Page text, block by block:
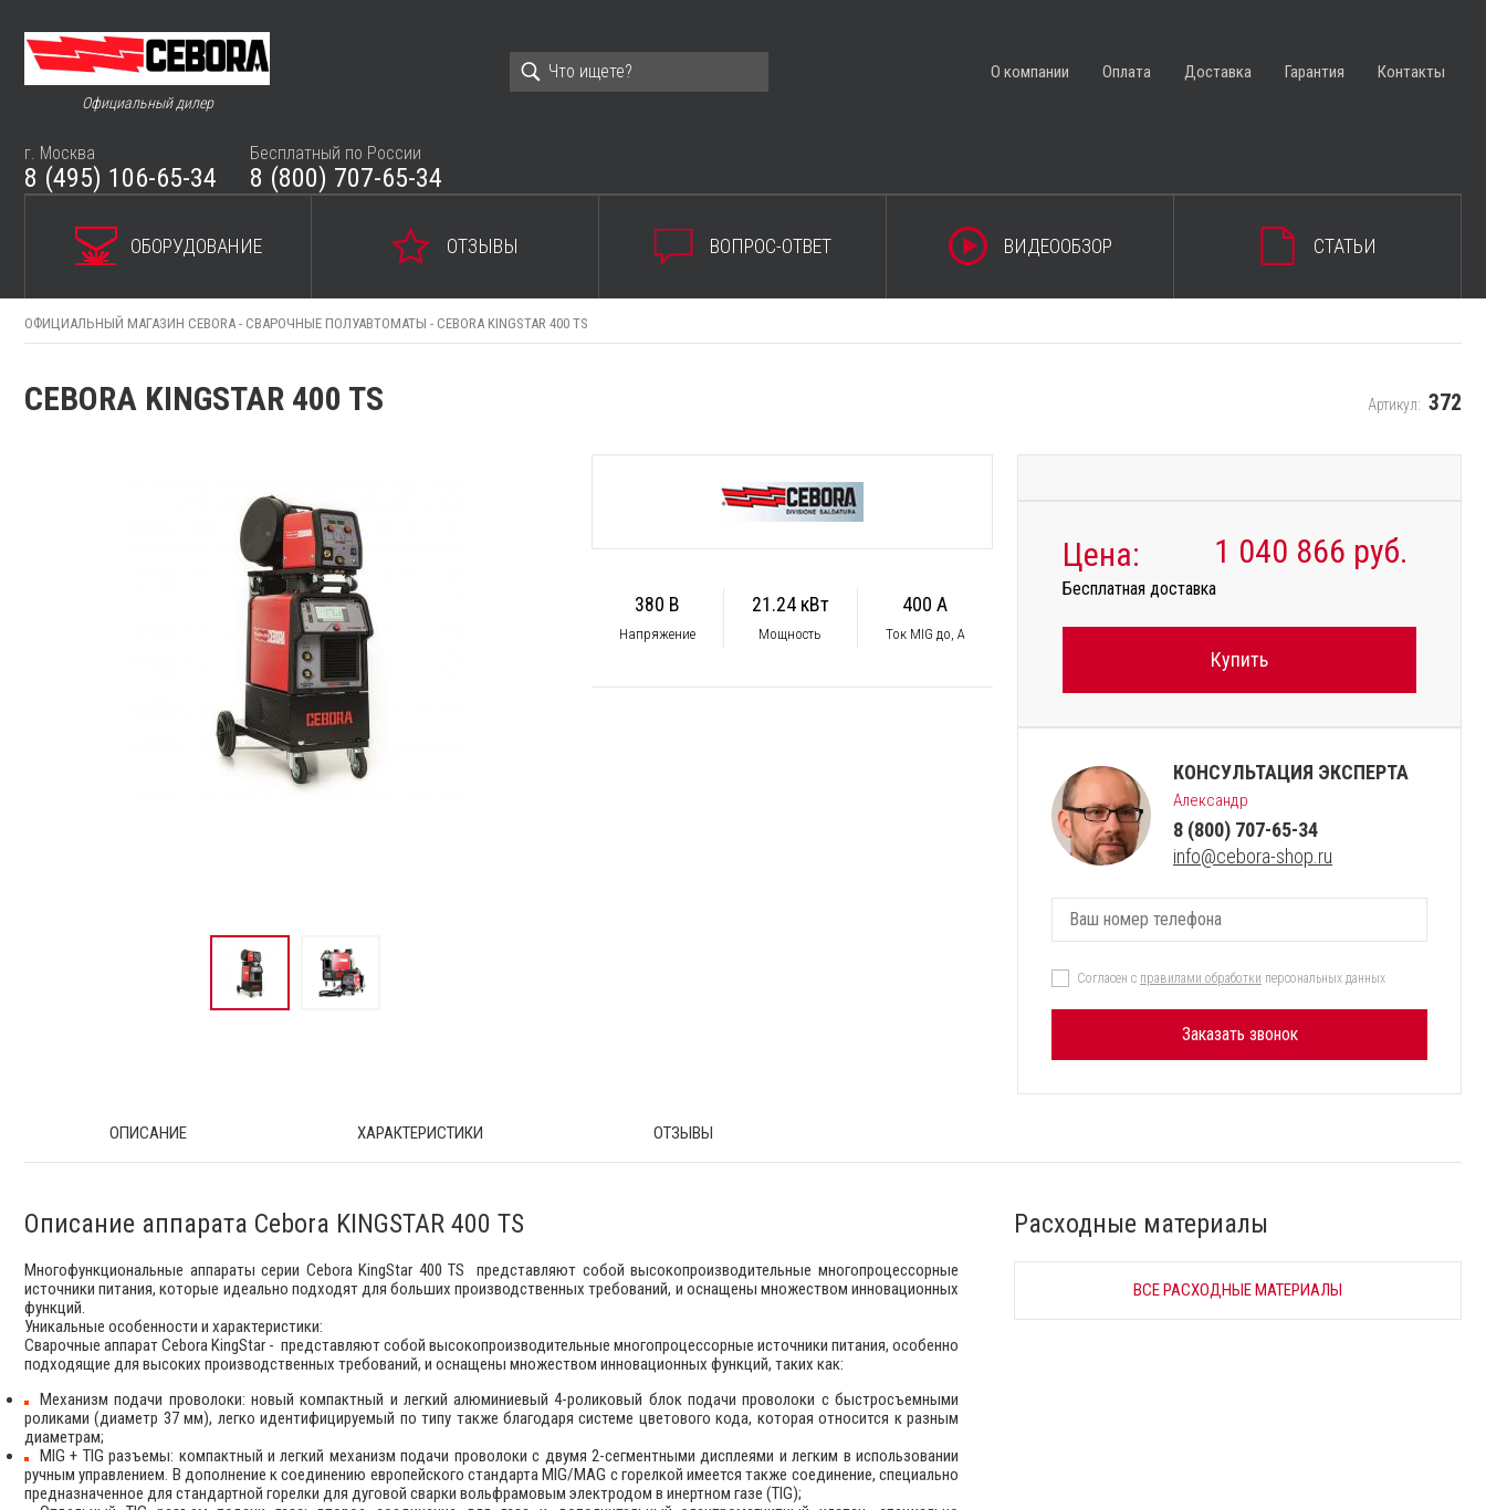
Официальный дилер
О компании Оплата Доставка Гарантия Контакты
г. Москва
8 (495) 106-65-34
Бесплатный по России
8 (800) 707-65-34
ОБОРУДОВАНИЕ ОТЗЫВЫ ВОПРОС-ОТВЕТ ВИДЕООБЗОР СТАТЬИ
ОФИЦИАЛЬНЫЙ МАГАЗИН CEBORA - СВАРОЧНЫЕ ПОЛУАВТОМАТЫ - CEBORA KINGSTAR 400 TS
CEBORA KINGSTAR 400 TS Артикул: 372
380 В
Напряжение
21.24 кВт
Мощность
400 А
Ток MIG до, А
Цена: 1 040 866 руб.
Бесплатная доставка
Купить
КОНСУЛЬТАЦИЯ ЭКСПЕРТА
Александр
8 (800) 707-65-34
info@cebora-shop.ru
Согласен с правилами обработки персональных данных
Заказать звонок
ОПИСАНИЕ ХАРАКТЕРИСТИКИ ОТЗЫВЫ
Описание аппарата Cebora KINGSTAR 400 TS
Многофункциональные аппараты серии Cebora KingStar 400 TS представляют собой высокопроизводительные многопроцессорные
источники питания, которые идеально подходят для больших производственных требований, и оснащены множеством инновационных
функций.
Уникальные особенности и характеристики:
Сварочные аппарат Cebora KingStar - представляют собой высокопроизводительные многопроцессорные источники питания, особенно
подходящие для высоких производственных требований, и оснащены множеством инновационных функций, таких как:
Механизм подачи проволоки: новый компактный и легкий алюминиевый 4-роликовый блок подачи проволоки с быстросъемными
роликами (диаметр 37 мм), легко идентифицируемый по типу также благодаря системе цветового кода, которая относится к разным
диаметрам;
MIG + TIG разъемы: компактный и легкий механизм подачи проволоки с двумя 2-сегментными дисплеями и легким в использовании
ручным управлением. В дополнение к соединению европейского стандарта MIG/MAG с горелкой имеется также соединение, специально
предназначенное для стандартной горелки для дуговой сварки вольфрамовым электродом в инертном газе (TIG);
Расходные материалы
ВСЕ РАСХОДНЫЕ МАТЕРИАЛЫ
ЗАКРЫТЬ КОРЗИНУ